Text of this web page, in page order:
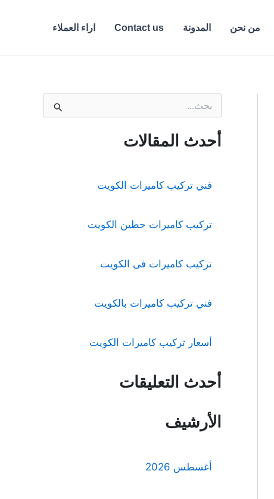
من نحن المدونة Contact us اراء العملاء
ح
ث
أحدث المقالات
فني تركيب كاميرات الكويت
تركيب كاميرات حطين الكويت
تركيب كاميرات فى الكويت
فني تركيب كاميرات بالكويت
أسعار تركيب كاميرات الكويت
أحدث التعليقات
الأرشيف
أغسطس 2026